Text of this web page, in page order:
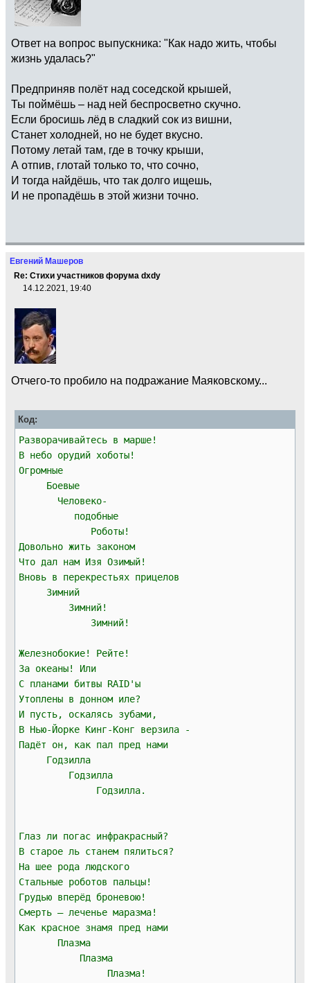
Ответ на вопрос выпускника: "Как надо жить, чтобы
жизнь удалась?"
Предприняв полёт над соседской крышей,
Ты поймёшь – над ней беспросветно скучно.
Если бросишь лёд в сладкий сок из вишни,
Станет холодней, но не будет вкусно.
Потому летай там, где в точку крыши,
А отпив, глотай только то, что сочно,
И тогда найдёшь, что так долго ищешь,
И не пропадёшь в этой жизни точно.
Евгений Машеров
Re: Стихи участников форума dxdy
14.12.2021, 19:40
Отчего-то пробило на подражание Маяковскому...
Код:
Разворачивайтесь в марше!
В небо орудий хоботы!
Огромные
Боевые
Человеко-
подобные
Роботы!
Довольно жить законом
Что дал нам Изя Озимый!
Вновь в перекрестьях прицелов
Зимний
Зимний!
Зимний!
Железнобокие! Рейте!
За океаны! Или
С планами битвы RAID'ы
Утоплены в донном иле?
И пусть, оскалясь зубами,
В Нью-Йорке Кинг-Конг верзила -
Падёт он, как пал пред нами
Годзилла
Годзилла
Годзилла.
Глаз ли погас инфракрасный?
В старое ль станем пялиться?
На шее рода людского
Стальные роботов пальцы!
Грудью вперёд броневою!
Смерть — леченье маразма!
Как красное знамя пред нами
Плазма
Плазма
Плазма!